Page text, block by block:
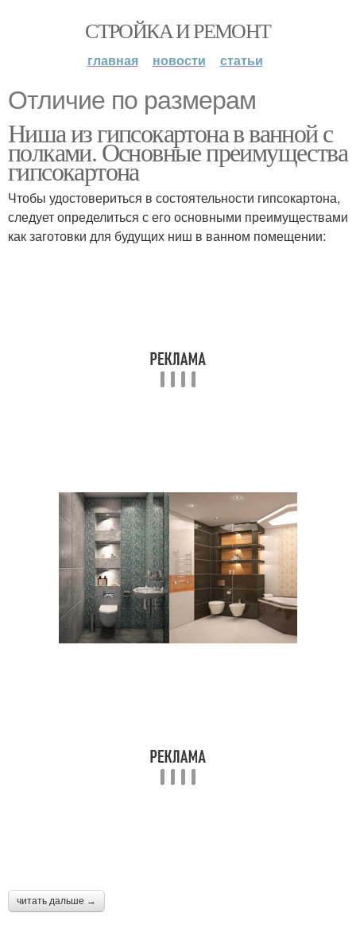
СТРОЙКА И РЕМОНТ
главная новости статьи
Отличие по размерам
Ниша из гипсокартона в ванной с
полками. Основные преимущества
гипсокартона
Чтобы удостовериться в состоятельности гипсокартона,
следует определиться с его основными преимуществами
как заготовки для будущих ниш в ванном помещении:
читать дальше →